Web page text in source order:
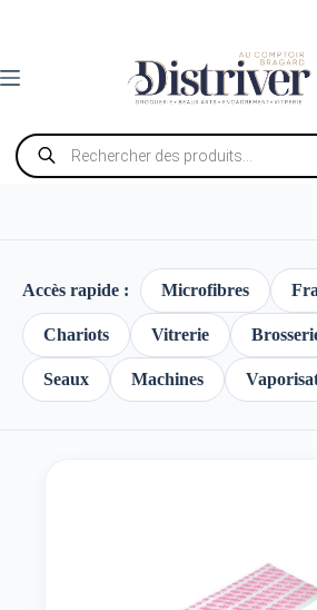
Recherche
de
produits
Accès rapide : Microfibres
Chariots Vitrerie
Seaux Machines